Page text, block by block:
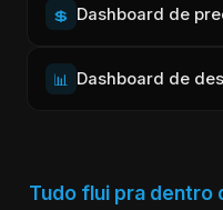
💲 Dashboard de
📊 Dashboard de
Tudo flui pra dentro